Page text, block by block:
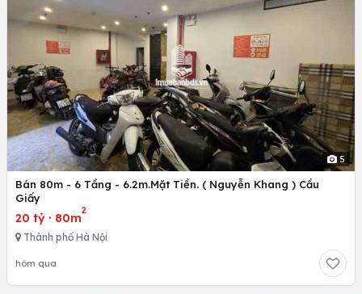
5
Bán 80m - 6 Tầng - 6.2m.Mặt Tiền. ( Nguyễn Khang ) Cầu
Giấy
20 tỷ · 80m
2
Thành phố Hà Nội
hôm qua